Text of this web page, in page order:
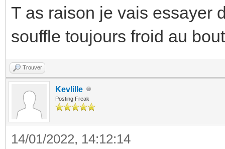
T as raison je vais essayer
souffle toujours froid au
Trouver
Kevlille
Posting Freak
14/01/2022, 14:12:14